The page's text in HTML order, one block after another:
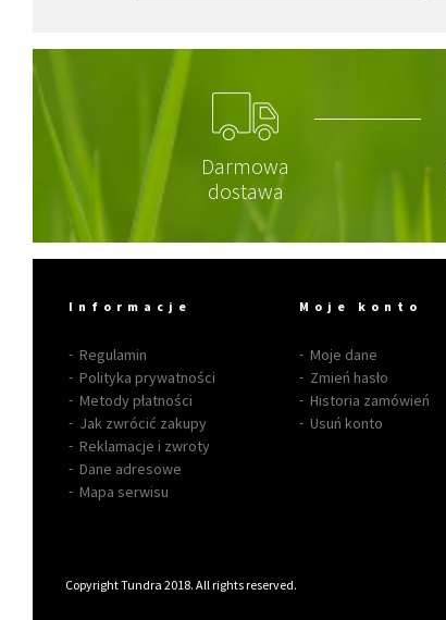
Darmowa
dostawa
Informacje
Regulamin
Polityka prywatności
Metody płatności
Jak zwrócić zakupy
Reklamacje i zwroty
Dane adresowe
Mapa serwisu
Moje konto
Moje dane
Zmień hasło
Historia zamówień
Usuń konto
Copyright Tundra 2018. All rights reserved.